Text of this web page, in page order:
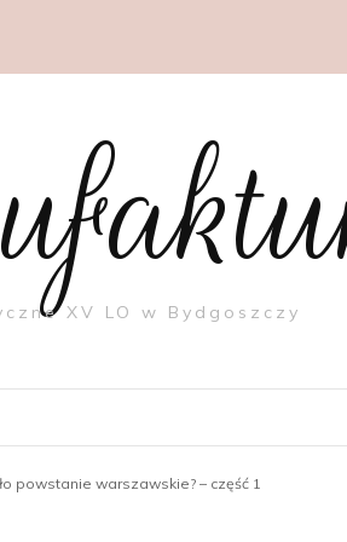
XV LO w Bydgoszczy
powstanie warszawskie? – część 1